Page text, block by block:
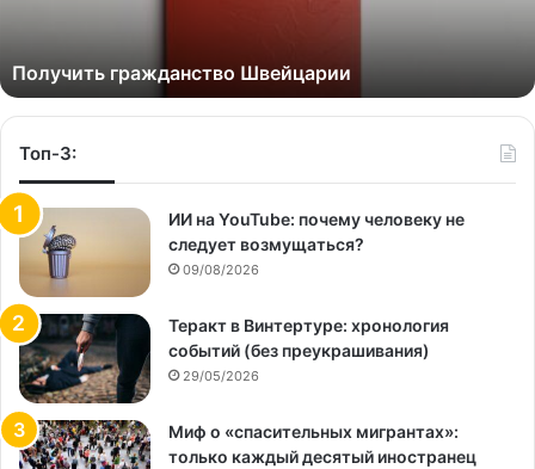
Получить гражданство Швейцарии
Топ-3:
ИИ на YouTube: почему человеку не
следует возмущаться?
09/08/2026
Теракт в Винтертуре: хронология
событий (без преукрашивания)
29/05/2026
Миф о «спасительных мигрантах»:
только каждый десятый иностранец